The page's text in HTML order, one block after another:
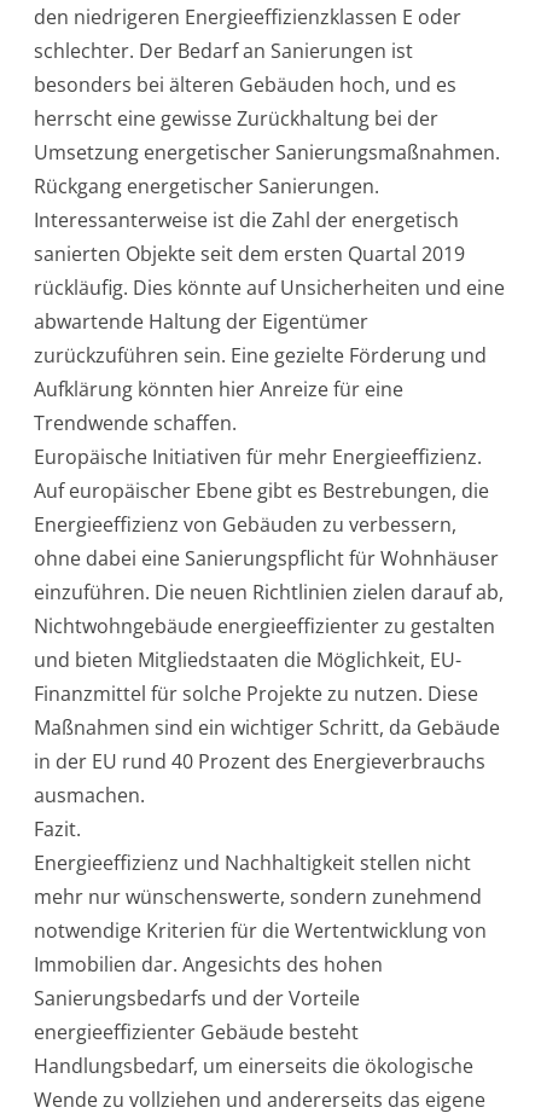
den niedrigeren Energieeffizienzklassen E oder
schlechter. Der Bedarf an Sanierungen ist
besonders bei älteren Gebäuden hoch, und es
herrscht eine gewisse Zurückhaltung bei der
Umsetzung energetischer Sanierungsmaßnahmen.
Rückgang energetischer Sanierungen.
Interessanterweise ist die Zahl der energetisch
sanierten Objekte seit dem ersten Quartal 2019
rückläufig. Dies könnte auf Unsicherheiten und eine
abwartende Haltung der Eigentümer
zurückzuführen sein. Eine gezielte Förderung und
Aufklärung könnten hier Anreize für eine
Trendwende schaffen.
Europäische Initiativen für mehr Energieeffizienz.
Auf europäischer Ebene gibt es Bestrebungen, die
Energieeffizienz von Gebäuden zu verbessern,
ohne dabei eine Sanierungspflicht für Wohnhäuser
einzuführen. Die neuen Richtlinien zielen darauf ab,
Nichtwohngebäude energieeffizienter zu gestalten
und bieten Mitgliedstaaten die Möglichkeit, EU-
Finanzmittel für solche Projekte zu nutzen. Diese
Maßnahmen sind ein wichtiger Schritt, da Gebäude
in der EU rund 40 Prozent des Energieverbrauchs
ausmachen.
Fazit.
Energieeffizienz und Nachhaltigkeit stellen nicht
mehr nur wünschenswerte, sondern zunehmend
notwendige Kriterien für die Wertentwicklung von
Immobilien dar. Angesichts des hohen
Sanierungsbedarfs und der Vorteile
energieeffizienter Gebäude besteht
Handlungsbedarf, um einerseits die ökologische
Wende zu vollziehen und andererseits das eigene